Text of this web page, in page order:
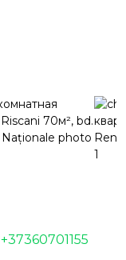
+37360701155